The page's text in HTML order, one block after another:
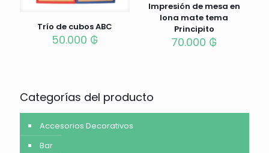
Trío de cubos ABC
50.000 ₲
Impresión de mesa en
lona mate tema
Principito
70.000 ₲
Categorías del producto
Accesorios Decorativos
Bar